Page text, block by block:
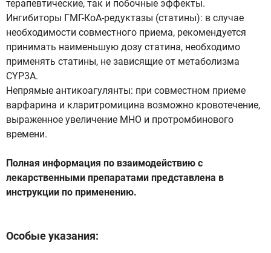
терапевтические, так и побочные эффекты.
Ингибиторы ГМГ-КоА-редуктазы (статины): в случае
необходимости совместного приема, рекомендуется
принимать наименьшую дозу статина, необходимо
применять статины, не зависящие от метаболизма
CYP3A.
Непрямые антикоагулянты: при совместном приеме
варфарина и кларитромицина возможно кровотечение,
выраженное увеличение МНО и протромбинового
времени.
Полная информация по взаимодействию с
лекарственными препаратами представлена в
инструкции по применению.
Особые указания: